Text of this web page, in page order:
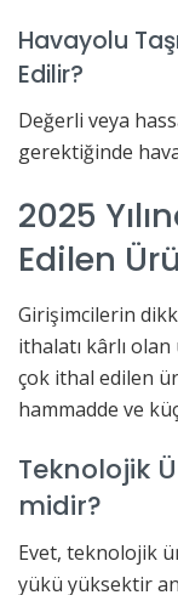
Havayolu
Edilir?
Değerli veya
gerektiğinde
2025
Edilen
Girişimcilerin
ithalatı kârlı
çok ithal edilen
hammadde ve
Teknolojik
midir?
Evet, teknolojik
yükü yüksektir